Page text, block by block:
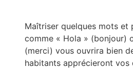
Maîtriser quelques mots et
comme « Hola » (bonjour)
(merci) vous ouvrira bien
habitants apprécieront